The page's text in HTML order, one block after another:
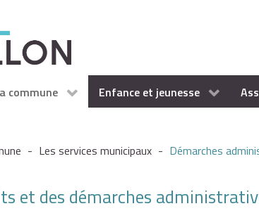
commune Enfance et jeunesse
- Les services municipaux - Démarches
et des démarches